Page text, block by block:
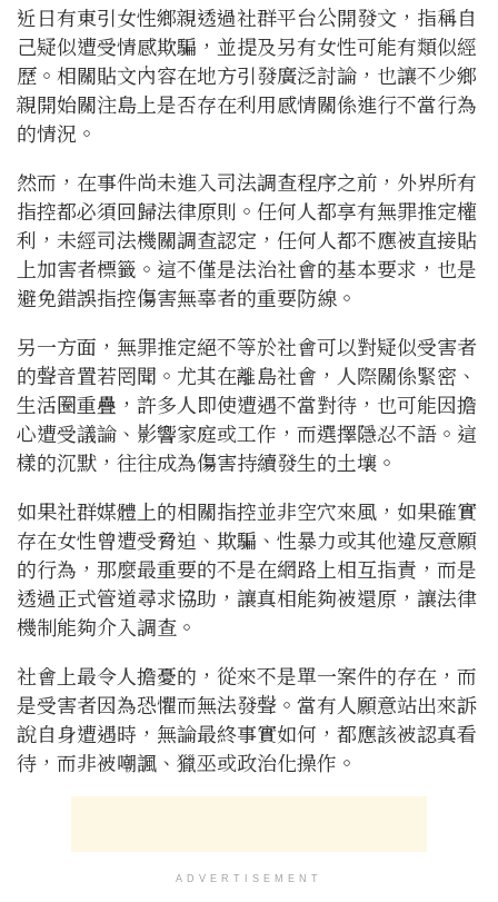
近日有東引女性鄉親透過社群平台公開發文，指稱自
己疑似遭受情感欺騙，並提及另有女性可能有類似經
歷。相關貼文內容在地方引發廣泛討論，也讓不少鄉
親開始關注島上是否存在利用感情關係進行不當行為
的情況。
然而，在事件尚未進入司法調查程序之前，外界所有
指控都必須回歸法律原則。任何人都享有無罪推定權
利，未經司法機關調查認定，任何人都不應被直接貼
上加害者標籤。這不僅是法治社會的基本要求，也是
避免錯誤指控傷害無辜者的重要防線。
另一方面，無罪推定絕不等於社會可以對疑似受害者
的聲音置若罔聞。尤其在離島社會，人際關係緊密、
生活圈重疊，許多人即使遭遇不當對待，也可能因擔
心遭受議論、影響家庭或工作，而選擇隱忍不語。這
樣的沉默，往往成為傷害持續發生的土壤。
如果社群媒體上的相關指控並非空穴來風，如果確實
存在女性曾遭受脅迫、欺騙、性暴力或其他違反意願
的行為，那麼最重要的不是在網路上相互指責，而是
透過正式管道尋求協助，讓真相能夠被還原，讓法律
機制能夠介入調查。
社會上最令人擔憂的，從來不是單一案件的存在，而
是受害者因為恐懼而無法發聲。當有人願意站出來訴
說自身遭遇時，無論最終事實如何，都應該被認真看
待，而非被嘲諷、獵巫或政治化操作。
ADVERTISEMENT